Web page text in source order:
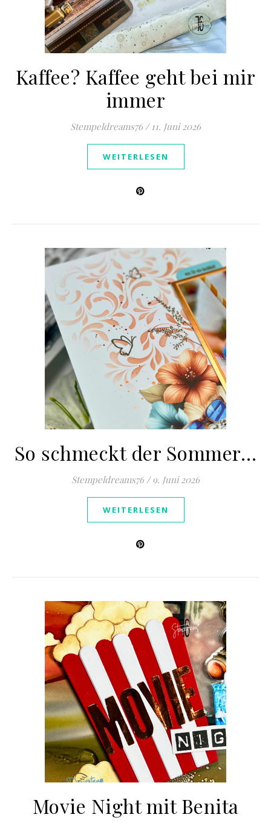
Kaffee? Kaffee geht bei mir
immer
Stempeldreams76 / 11. Juni 2026
WEITERLESEN
So schmeckt der Sommer…
Stempeldreams76 / 9. Juni 2026
WEITERLESEN
Movie Night mit Benita